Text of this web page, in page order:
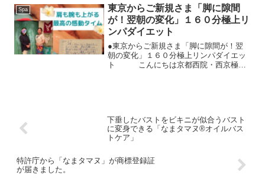
発送させていただいております。そし
て、つい先日、２０２０年１...
Spa
東京からご新規さま「脚に隙間
が！翌朝の変化」１６０分極上リ
ンパダイエット
●東京からご新規さま「脚に隙間が！翌
朝の変化」１６０分極上リンパダイエッ
ト こんにちは京都西院・西京極：
下垂したバストをビキニが似合うバスト
に変身できる「なまタマヌ®オイルバス
トケア」
特許庁から「なまタマヌ」が商標登録証
が届きました。